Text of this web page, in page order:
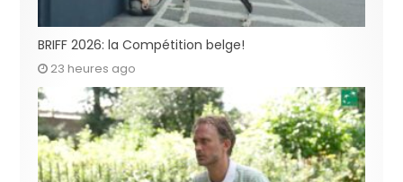
BRIFF 2026: la Compétition belge!
23 heures ago